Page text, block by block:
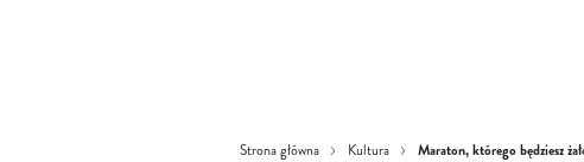
Strona główna Kultura Maraton, którego będziesz